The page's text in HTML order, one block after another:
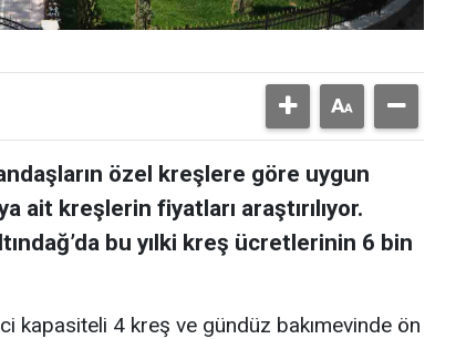
özel kreşlere göre uygun
ait kreşlerin fiyatları araştırılıyor.
bu yılki kreş ücretlerinin 6 bin
kapasiteli 4 kreş ve gündüz bakımevinde ön